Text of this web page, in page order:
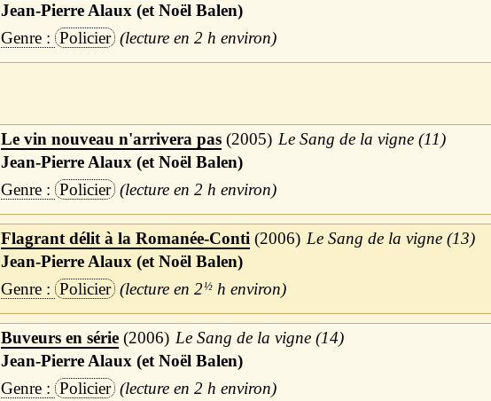
Jean-Pierre Alaux (et Noël Balen)
Policier
2 h
Le vin nouveau n'arrivera pas 2005
Le Sang de la vigne (11)
Jean-Pierre Alaux (et Noël Balen)
Policier
2 h
Flagrant délit à la Romanée-Conti 2006
Le Sang de la vigne (13)
Jean-Pierre Alaux (et Noël Balen)
Policier
2½h
Buveurs en série 2006
Le Sang de la vigne (14)
Jean-Pierre Alaux (et Noël Balen)
Policier
2 h